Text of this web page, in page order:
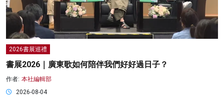
2026書展巡禮
書展2026｜廣東歌如何陪伴我們好好過日子？
作者: 本社編輯部
2026-08-04